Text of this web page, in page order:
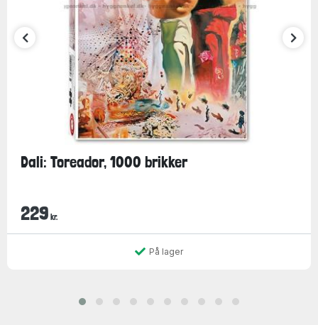
Dali: Toreador, 1000 brikker
229 kr.
På lager